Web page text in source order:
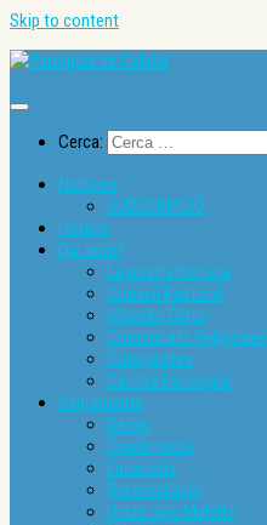
Skip to content
Cerca:
Notícies
SUBSCRIPCIÓ
Horaris
Qui som?
La nostra història
Consell Pastoral
Mossèn Cinto
Comunitats Religioses
Catequistes
Càritas Parroquial
Sagraments
Bateig
Confirmació
Eucaristia
Reconciliació
Unció dels Malalts